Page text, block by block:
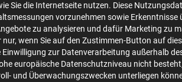
Sie die Internetseite nutzen. Diese
vorzunehmen sowie Erkenntnisse
zu analysieren und dafür Marketing zu
wenn Sie auf den Zustimmen-Button auf
zur Datenverarbeitung außerhalb
europäische Datenschutzniveau nicht
und Überwachungszwecken unterliegen